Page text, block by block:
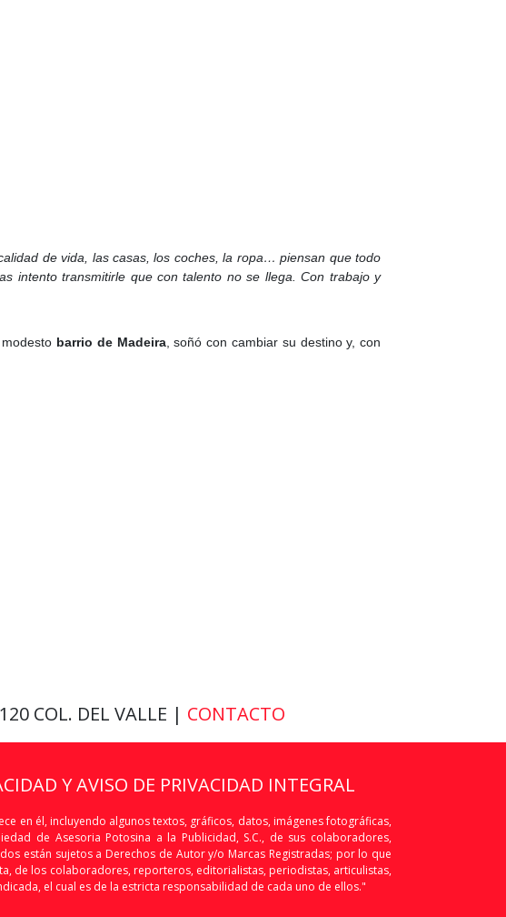
de vida, las casas, los coches, la ropa… piensan que todo
intento transmitirle que con talento no se llega. Con trabajo y
barrio de Madeira, soñó con cambiar su destino y, con
COL. DEL VALLE | CONTACTO
Y AVISO DE PRIVACIDAD INTEGRAL
en él, incluyendo algunos textos, gráficos, datos, imágenes fotográficas,
de Asesoria Potosina a la Publicidad, S.C., de sus colaboradores,
están sujetos a Derechos de Autor y/o Marcas Registradas; por lo que
de los colaboradores, reporteros, editorialistas, periodistas, articulistas,
el cual es de la estricta responsabilidad de cada uno de ellos."